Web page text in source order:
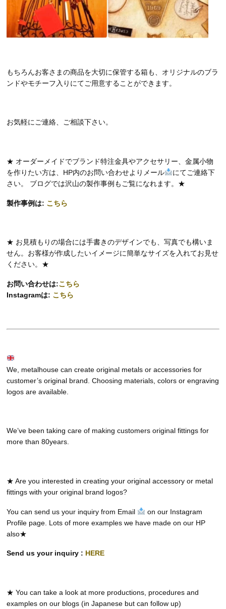
もちろんお客さまの商品を大切に保管する箱も、オリジナルのブラ
ンドやモチーフ入りにてご用意することができます。
お気軽にご連絡、ご相談下さい。
★ オーダーメイドでブランド特注金具やアクセサリー、金属小物
を作りたい方は、HP内のお問い合わせよりメール
にてご連絡下
さい。 ブログでは沢山の製作事例もご覧になれます。★
製作事例は: こちら
★ お見積もりの場合には手書きのデザインでも、写真でも構いま
せん。お客様が作成したいイメージに簡単なサイズを入れてお見せ
ください。★
お問い合わせは:こちら
Instagramは: こちら
We, metalhouse can create original metals or accessories for
customer’s original brand. Choosing materials, colors or engraving
logos are available.
We’ve been taking care of making customers original fittings for
more than 80years.
★ Are you interested in creating your original accessory or metal
fittings with your original brand logos?
You can send us your inquiry from Email
on our Instagram
Profile page. Lots of more examples we have made on our HP
also★
Send us your inquiry : HERE
★ You can take a look at more productions, procedures and
examples on our blogs (in Japanese but can follow up)